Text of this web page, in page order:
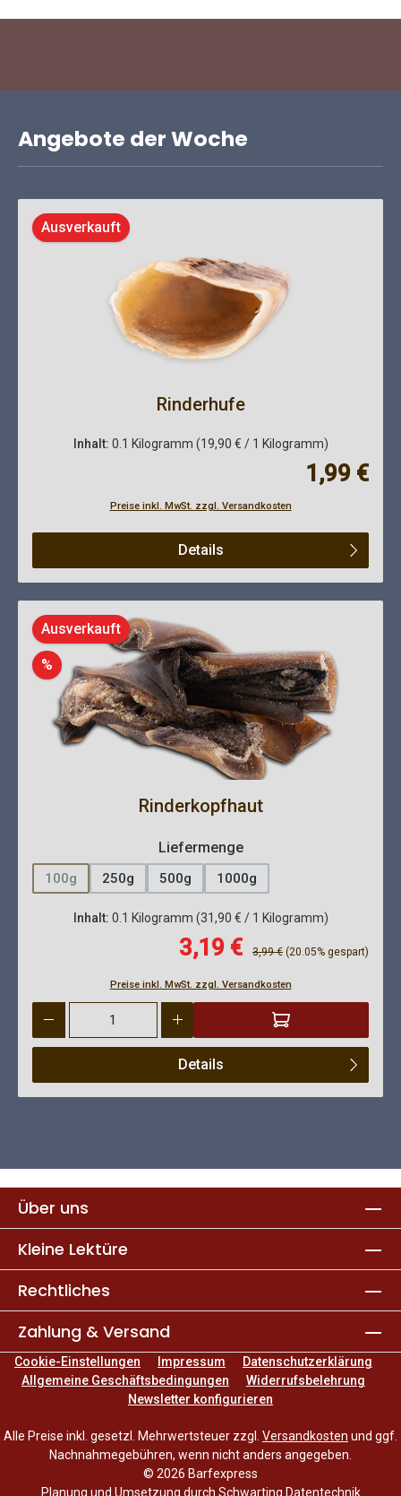
Angebote der Woche
Ausverkauft
Rinderhufe
Inhalt: 0.1 Kilogramm (19,90 € / 1 Kilogramm)
Regulärer
1,99 €
Preise inkl. MwSt. zzgl. Versandkosten
Details
Ausverkauft
% Rabatt
Rinderkopfhaut
Liefermengeauswählen
100g
(Diese Option ist zurzeit nicht verfügbar.)
250g 500g 1000g
Inhalt: 0.1 Kilogramm (31,90 € / 1 Kilogramm)
Verkaufspreis:
3,19 € Regulärer Preis:
3,99 € (20.05% gespart)
Preise inkl. MwSt. zzgl. Versandkosten
Produkt Anzahl: Gib den gewünschten Wert ein oder benutze
Details
Über uns
Kleine Lektüre
Rechtliches
Zahlung & Versand
Cookie-Einstellungen Impressum
Datenschutzerklärung
Allgemeine Geschäftsbedingungen
Widerrufsbelehrung
Newsletter konfigurieren
Alle Preise inkl. gesetzl. Mehrwertsteuer zzgl. Versandkosten und ggf.
Nachnahmegebühren, wenn nicht anders angegeben.
© 2026 Barfexpress
Planung und Umsetzung durch Schwarting Datentechnik